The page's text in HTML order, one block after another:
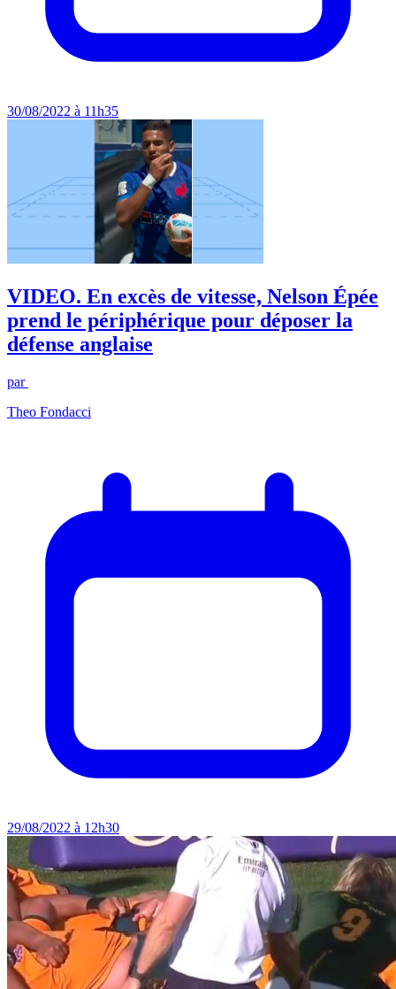
30/08/2022 à 11h35
VIDEO. En excès de vitesse, Nelson Épée
prend le périphérique pour déposer la
défense anglaise
par
Theo Fondacci
29/08/2022 à 12h30